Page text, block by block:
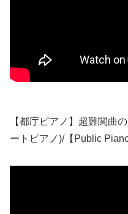
【都庁ピアノ】超難関曲
ートピアノ)/【Public